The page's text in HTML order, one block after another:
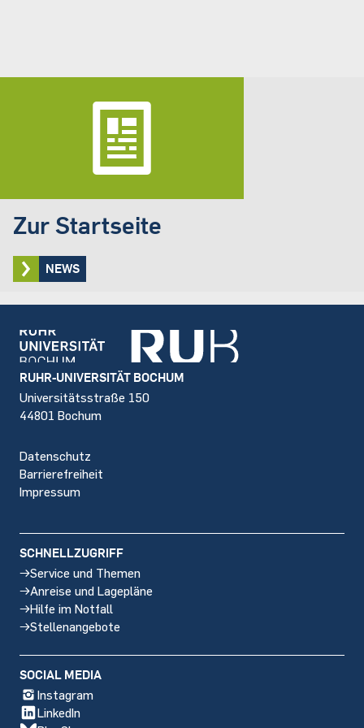
Zur Startseite
NEWS
Footer
RUHR-UNIVERSITÄT BOCHUM
Universitätsstraße 150
44801 Bochum
Datenschutz
Barrierefreiheit
Impressum
SCHNELLZUGRIFF
Service und Themen
Anreise und Lagepläne
Hilfe im Notfall
Stellenangebote
SOCIAL MEDIA
Instagram
LinkedIn